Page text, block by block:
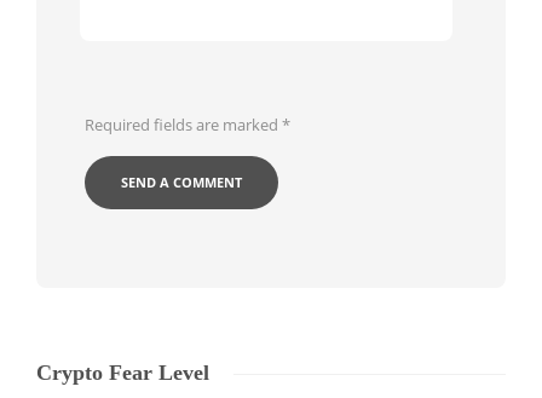
Required fields are marked *
Crypto Fear Level